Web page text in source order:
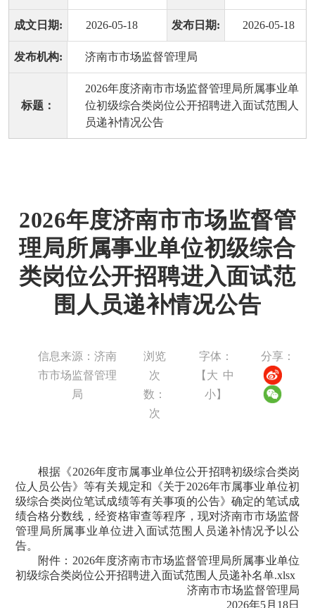
成文日期: 2026-05-18 发布日期: 2026-05-18
发布机构: 济南市市场监督管理局
标题：
2026年度济南市市场监督管理局所属事业单
位初级综合类岗位公开招聘进入面试范围人
员递补情况公告
2026年度济南市市场监督管
理局所属事业单位初级综合
类岗位公开招聘进入面试范
围人员递补情况公告
信息来源：济南
市市场监督管理
局
浏览
次
数：
次
字体：
【 大 中
小】
分享：
根据《2026年度市属事业单位公开招聘初级综合类岗
位人员公告》等有关规定和《关于2026年市属事业单位初
级综合类岗位笔试成绩等有关事项的公告》确定的笔试成
绩合格分数线，经资格审查等程序，现对济南市市场监督
管理局所属事业单位进入面试范围人员递补情况予以公
告。
附件： 2026年度济南市市场监督管理局所属事业单位
初级综合类岗位公开招聘进入面试范围人员递补名单.xlsx
济南市市场监督管理局
2026年5月18日